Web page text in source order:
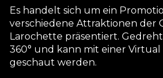
Es handelt sich um ein
verschiedene Attraktionen der
Larochette präsentiert.
360° und kann mit einer Virtual
geschaut werden.